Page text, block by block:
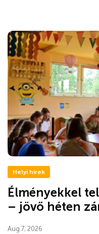
Helyi hírek
Élményekkel
– jövő héten
Aug 7, 2026